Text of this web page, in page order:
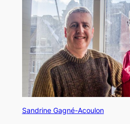
Sandrine Gagné-Acoulon